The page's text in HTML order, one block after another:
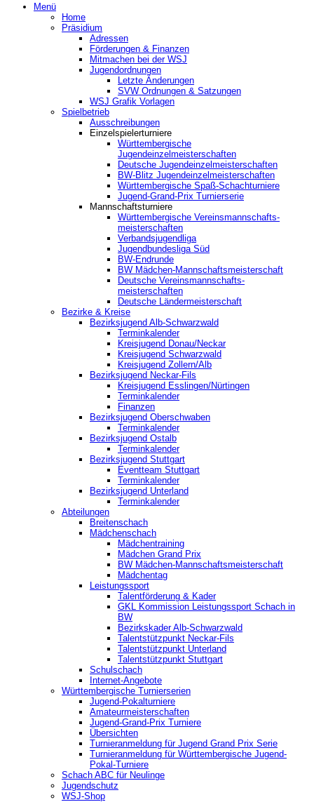
Menü
Home
Präsidium
Adressen
Förderungen & Finanzen
Mitmachen bei der WSJ
Jugendordnungen
Letzte Änderungen
SVW Ordnungen & Satzungen
WSJ Grafik Vorlagen
Spielbetrieb
Ausschreibungen
Einzelspielerturniere
Württembergische
Jugendeinzelmeisterschaften
Deutsche Jugendeinzelmeisterschaften
BW-Blitz Jugendeinzelmeisterschaften
Württembergische Spaß-Schachturniere
Jugend-Grand-Prix Turnierserie
Mannschaftsturniere
Württembergische Vereinsmannschafts-
meisterschaften
Verbandsjugendliga
Jugendbundesliga Süd
BW-Endrunde
BW Mädchen-Mannschaftsmeisterschaft
Deutsche Vereinsmannschafts-
meisterschaften
Deutsche Ländermeisterschaft
Bezirke & Kreise
Bezirksjugend Alb-Schwarzwald
Terminkalender
Kreisjugend Donau/Neckar
Kreisjugend Schwarzwald
Kreisjugend Zollern/Alb
Bezirksjugend Neckar-Fils
Kreisjugend ‎Esslingen/Nürtingen
Terminkalender
Finanzen
Bezirksjugend Oberschwaben
Terminkalender
Bezirksjugend Ostalb
Terminkalender
Bezirksjugend Stuttgart
‎Eventteam Stuttgart
Terminkalender
Bezirksjugend Unterland
Terminkalender
Abteilungen
Breitenschach
Mädchenschach
Mädchentraining
Mädchen Grand Prix
BW Mädchen-Mannschaftsmeisterschaft
Mädchentag
Leistungssport
Talentförderung & Kader
GKL Kommission Leistungssport Schach in
BW
Bezirkskader Alb-Schwarzwald
Talentstützpunkt Neckar-Fils
Talentstützpunkt Unterland
Talentstützpunkt Stuttgart
Schulschach
Internet-Angebote
Württembergische Turnierserien
Jugend-Pokalturniere
Amateurmeisterschaften
Jugend-Grand-Prix Turniere
Übersichten
Turnieranmeldung für Jugend Grand Prix Serie
Turnieranmeldung für Württembergische Jugend-
Pokal-Turniere
Schach ABC für Neulinge
Jugendschutz
WSJ-Shop